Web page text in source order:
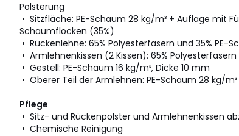
Polsterung
• Sitzfläche: PE-Schaum 28 kg/m³ + Auflage mit
Schaumflocken (35%)
• Rückenlehne: 65% Polyesterfasern und 35% PE-
• Armlehnenkissen (2 Kissen): 65%
• Gestell: PE-Schaum 16 kg/m³, Dicke 10 mm
• Oberer Teil der Armlehnen: PE-Schaum 28 kg/
Pflege
• Sitz- und Rückenpolster und Armlehnenkissen
• Chemische Reinigung